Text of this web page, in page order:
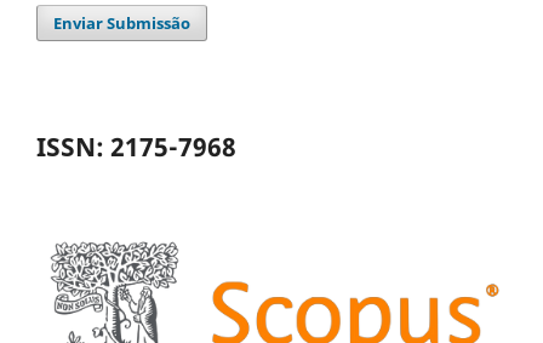
Enviar Submissão
ISSN: 2175-7968